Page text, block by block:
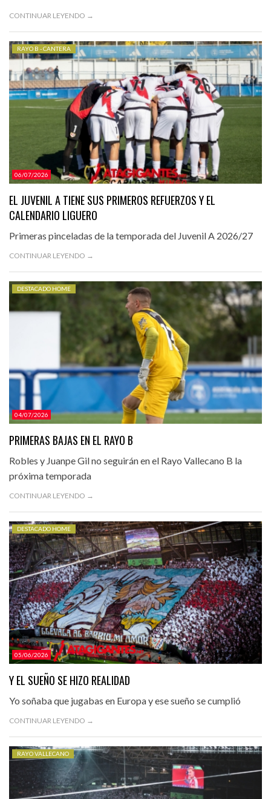
CONTINUAR LEYENDO →
06/07/2026
RAYO B - CANTERA
EL JUVENIL A TIENE SUS PRIMEROS REFUERZOS Y EL
CALENDARIO LIGUERO
Primeras pinceladas de la temporada del Juvenil A 2026/27
CONTINUAR LEYENDO →
04/07/2026
DESTACADO HOME
PRIMERAS BAJAS EN EL RAYO B
Robles y Juanpe Gil no seguirán en el Rayo Vallecano B la
próxima temporada
CONTINUAR LEYENDO →
05/06/2026
DESTACADO HOME
Y EL SUEÑO SE HIZO REALIDAD
Yo soñaba que jugabas en Europa y ese sueño se cumplió
CONTINUAR LEYENDO →
RAYO VALLECANO